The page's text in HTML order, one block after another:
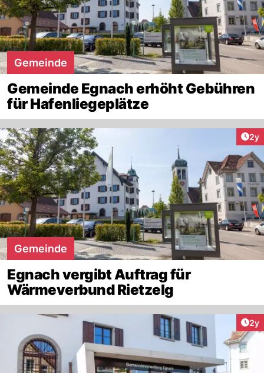
Gemeinde
Gemeinde Egnach erhöht Gebühren
für Hafenliegeplätze
2y
Gemeinde
Egnach vergibt Auftrag für
Wärmeverbund Rietzelg
2y